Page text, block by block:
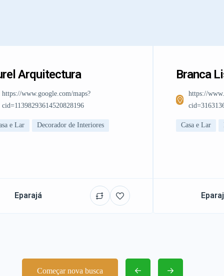
Arquitectura
https://www.google.com/maps?
cid=11398293614520828196
e Lar Decorador de Interiores
Eparajá
Branca
https://
Casa e Lar
Começar nova busca